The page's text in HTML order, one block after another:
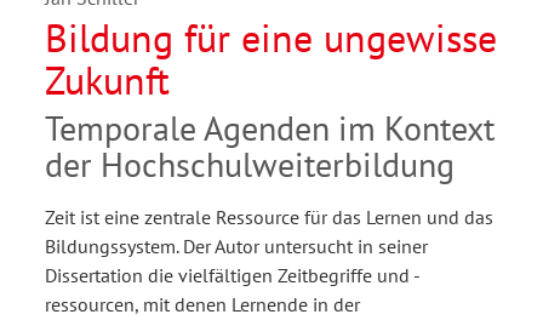
Bildung für eine ungewisse
Zukunft
Temporale Agenden im Kontext
der Hochschulweiterbildung
Zeit ist eine zentrale Ressource für das Lernen und das
Bildungssystem. Der Autor untersucht in seiner
Dissertation die vielfältigen Zeitbegriffe und -
ressourcen, mit denen Lernende in der